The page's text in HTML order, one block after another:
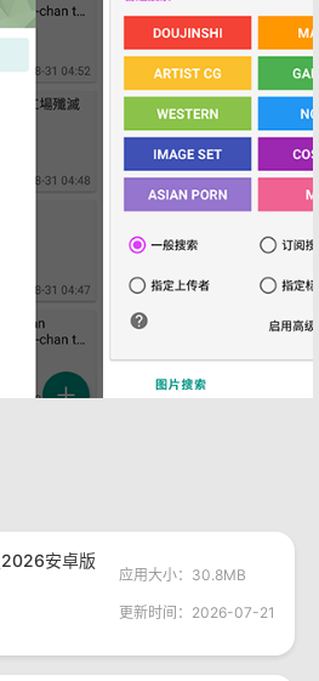
安卓版
应用大小：30.8MB
更新时间：2026-07-21